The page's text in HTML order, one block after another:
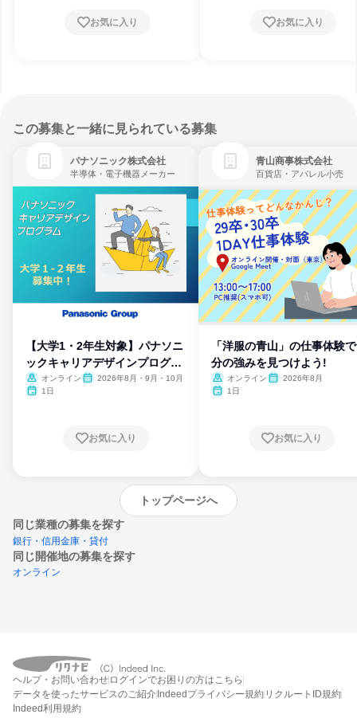
お気に入り お気に入り
この募集と一緒に見られている募集
パナソニック株式会社
半導体・電子機器メーカー
【大学1・2年生対象】パナソニ
ックキャリアデザインプログラ
ム
オンライン
2026年8月・9月・10月
1日
お気に入り
青山商事株式会社
百貨店・アパレル小売
「洋服の青山」の仕事体験
分の強みを見つけよう!
オンライン
2026年8月
1日
お気に入り
トップページへ
同じ業種の募集を探す
銀行・信用金庫・貸付
同じ開催地の募集を探す
オンライン
エントリーするとプログラムの詳細案内を
受け取れるようになります
ヘルプ・お問い合わせ ログインでお困りの方はこちら
データを使ったサービスのご紹介 Indeedプライバシー規約 リクルートID規約
Indeed利用規約